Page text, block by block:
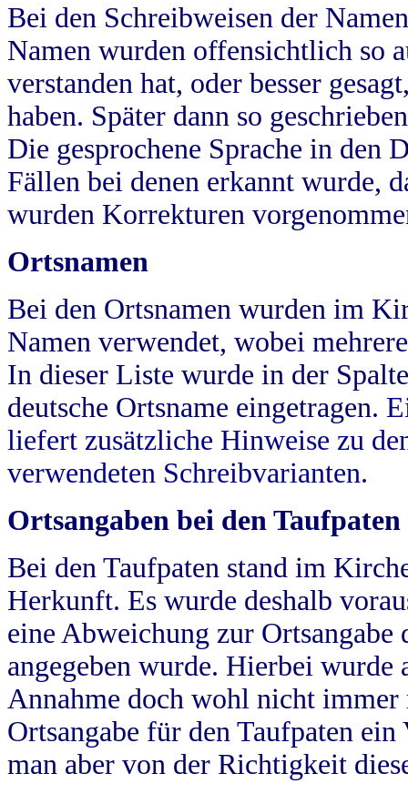
Bei den Schreibweisen der
Namen wurden offensichtlich so
verstanden hat, oder besser
haben. Später dann so
Die gesprochene Sprache in
Fällen bei denen erkannt wurde,
wurden Korrekturen
Ortsnamen
Bei den Ortsnamen wurden im
Namen verwendet, wobei
In dieser Liste wurde in der
deutsche Ortsname eingetragen.
liefert zusätzliche Hinweise zu
verwendeten Schreibvarianten.
Ortsangaben bei den Taufpaten
Bei den Taufpaten stand im
Herkunft. Es wurde deshalb
eine Abweichung zur
angegeben wurde. Hierbei wurde
Annahme doch wohl nicht
Ortsangabe für den Taufpaten
man aber von der Richtigkeit